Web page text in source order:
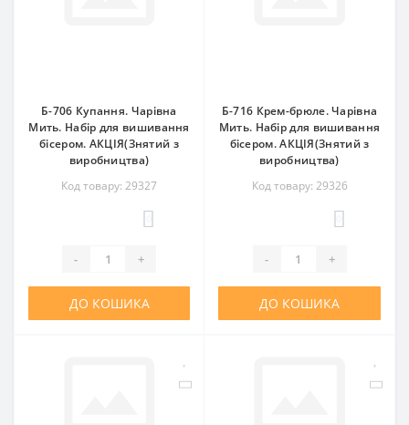
Б-706 Купання. Чарівна
Мить. Набір для вишивання
бісером. АКЦІЯ(Знятий з
виробництва)
Код товару: 29327
- +
ДО КОШИКА
Б-716 Крем-брюле. Чарівна
Мить. Набір для вишивання
бісером. АКЦІЯ(Знятий з
виробництва)
Код товару: 29326
- +
ДО КОШИКА